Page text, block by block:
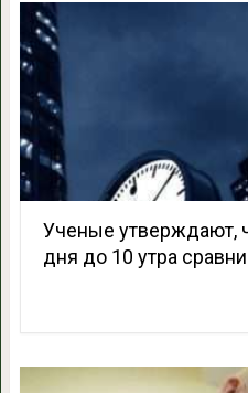
Ученые утверждают,
дня до 10 утра